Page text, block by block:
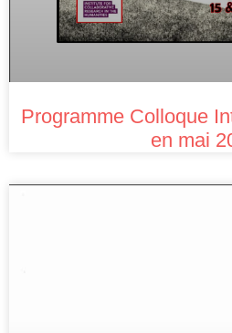
Programme Colloque
en mai